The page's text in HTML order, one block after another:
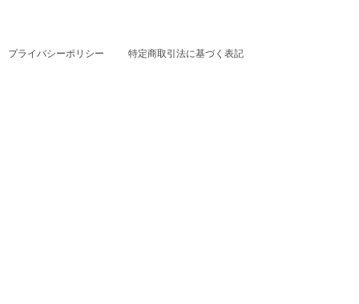
プライバシーポリシー 特定商取引法に基づく表記